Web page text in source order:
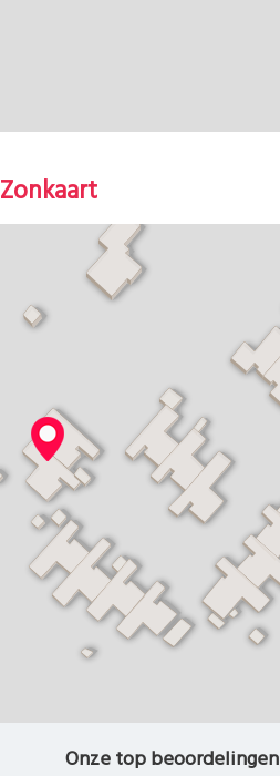
Zonkaart
Onze top beoordelingen